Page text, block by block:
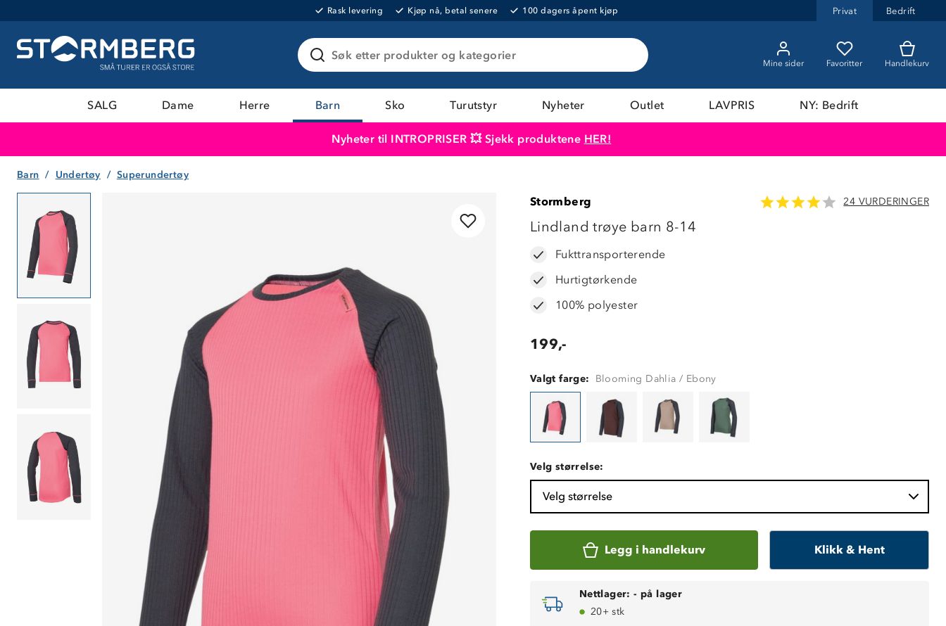
Rask levering Kjøp nå, betal senere 100 dagers åpent kjøp Privat Bedrift
Søk etter produkter og kategorier
Mine sider Favoritter Handlekurv
SALG Dame Herre Barn Sko Turutstyr Nyheter Outlet LAVPRIS NY: Bedrift
Nyheter til INTROPRISER 💥 Sjekk produktene HER!
Barn Undertøy Superundertøy
Stormberg 24 VURDERINGER
Lindland trøye barn 8-14
Fukttransporterende
Hurtigtørkende
100% polyester
199,-
Valgt farge: Blooming Dahlia / Ebony
Velg størrelse:
Velg størrelse
Legg i handlekurv Klikk & Hent
Nettlager: - på lager
20+ stk